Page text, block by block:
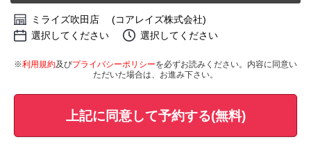
ミライズ吹田店 (コアレイズ株式会社)
選択してください
選択してください
※利用規約及びプライバシーポリシーを必ずお読みください。内容に同意い
ただいた場合は、お進み下さい。
上記に同意して予約する(無料)